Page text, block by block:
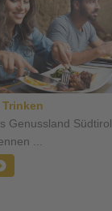
Trinken
Genussland Südtirol
...